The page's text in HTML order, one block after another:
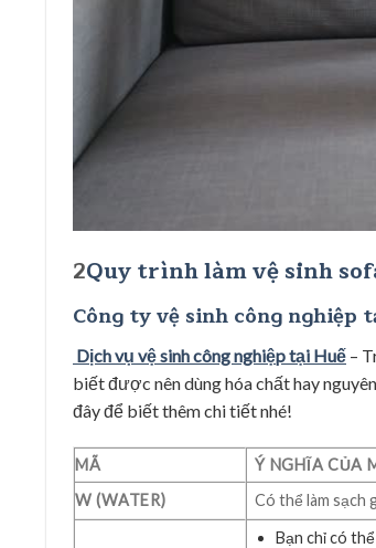
2Quy trình làm vệ sinh
Công ty vệ sinh công nghiệp
Dịch vụ vệ sinh công nghiệp tại Huế –
biết được nên dùng hóa chất hay
đây để biết thêm chi tiết nhé!
MÃ
Ý NGHĨA CỦA
W (WATER)
Có thể làm sạch
Bạn chỉ có